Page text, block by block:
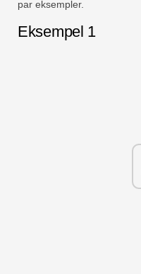
par eksempler.
Eksempel 1